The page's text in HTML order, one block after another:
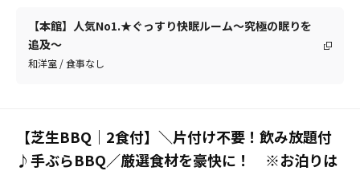
【本館】人気No1.★ぐっすり快眠ルーム～究極の眠りを
追及～
和洋室 / 食事なし
【芝生BBQ｜2食付】＼片付け不要！飲み放題付
♪手ぶらBBQ／厳選食材を豪快に！ ※お泊りは